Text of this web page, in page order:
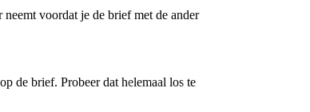
voordat je de brief met de ander
de brief. Probeer dat helemaal los te